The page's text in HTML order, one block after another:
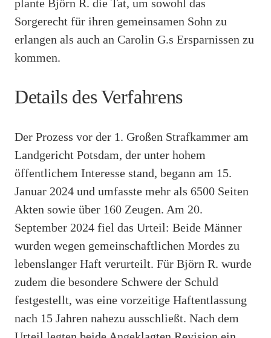
plante Björn R. die Tat, um sowohl das
Sorgerecht für ihren gemeinsamen Sohn zu
erlangen als auch an Carolin G.s Ersparnissen zu
kommen.
Details des Verfahrens
Der Prozess vor der 1. Großen Strafkammer am
Landgericht Potsdam, der unter hohem
öffentlichem Interesse stand, begann am 15.
Januar 2024 und umfasste mehr als 6500 Seiten
Akten sowie über 160 Zeugen. Am 20.
September 2024 fiel das Urteil: Beide Männer
wurden wegen gemeinschaftlichen Mordes zu
lebenslanger Haft verurteilt. Für Björn R. wurde
zudem die besondere Schwere der Schuld
festgestellt, was eine vorzeitige Haftentlassung
nach 15 Jahren nahezu ausschließt. Nach dem